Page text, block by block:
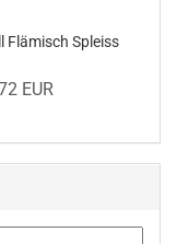
Flämisch Spleiss
EUR